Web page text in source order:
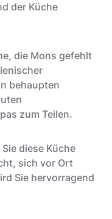
der Küche
die Mons gefehlt
behaupten
zum Teilen.
diese Küche
sich vor Ort
Sie hervorragend